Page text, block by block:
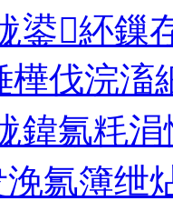
鍙紑鏁
樺伐浣滀
鍏氱粍
氱簿绁